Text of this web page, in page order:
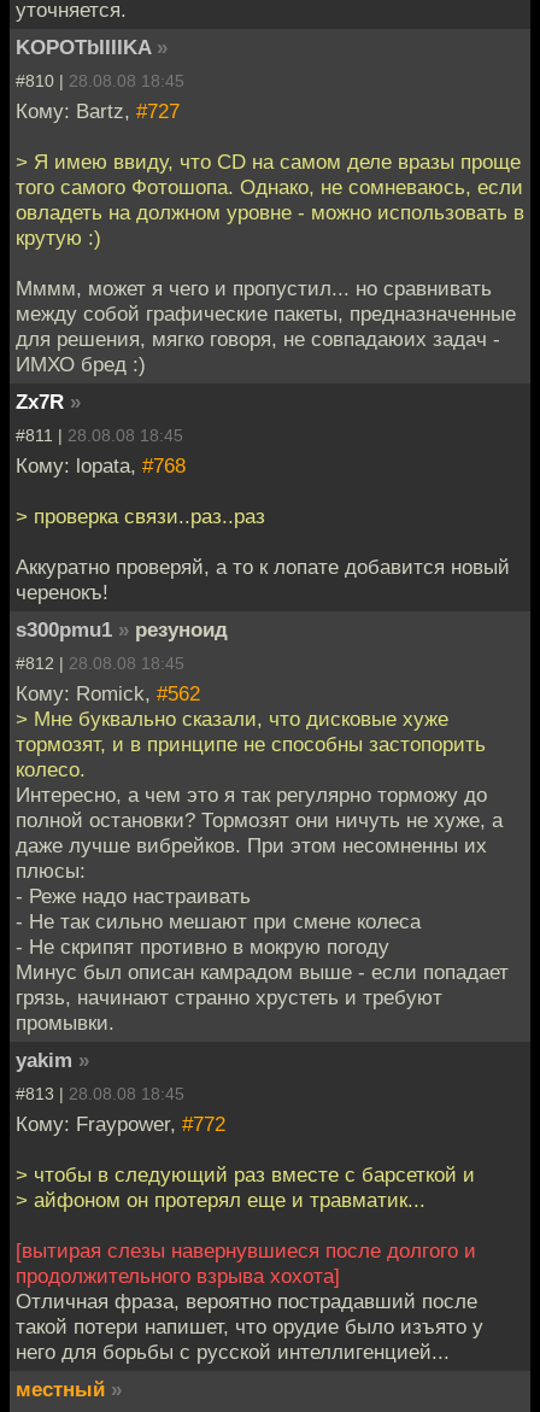
уточняется.
KOPOTbIIIIKA »
#810 | 28.08.08 18:45
Кому: Bartz, #727
> Я имею ввиду, что CD на самом деле вразы проще
того самого Фотошопа. Однако, не сомневаюсь, если
овладеть на должном уровне - можно использовать в
крутую :)
Мммм, может я чего и пропустил... но сравнивать
между собой графические пакеты, предназначенные
для решения, мягко говоря, не совпадаюих задач -
ИМХО бред :)
Zx7R »
#811 | 28.08.08 18:45
Кому: lopata, #768
> проверка связи..раз..раз
Аккуратно проверяй, а то к лопате добавится новый
черенокъ!
s300pmu1 » резуноид
#812 | 28.08.08 18:45
Кому: Romick, #562
> Мне буквально сказали, что дисковые хуже
тормозят, и в принципе не способны застопорить
колесо.
Интересно, а чем это я так регулярно торможу до
полной остановки? Тормозят они ничуть не хуже, а
даже лучше вибрейков. При этом несомненны их
плюсы:
- Реже надо настраивать
- Не так сильно мешают при смене колеса
- Не скрипят противно в мокрую погоду
Минус был описан камрадом выше - если попадает
грязь, начинают странно хрустеть и требуют
промывки.
yakim »
#813 | 28.08.08 18:45
Кому: Fraypower, #772
> чтобы в следующий раз вместе с барсеткой и
> айфоном он протерял еще и травматик...
[вытирая слезы навернувшиеся после долгого и
продолжительного взрыва хохота]
Отличная фраза, вероятно пострадавший после
такой потери напишет, что орудие было изъято у
него для борьбы с русской интеллигенцией...
местный »